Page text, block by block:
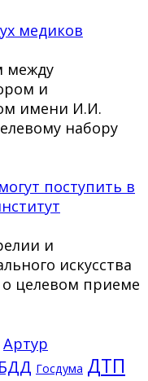
медиков
между
и
имени И.И.
набору
поступить в
и
искусства
целевом приеме
Артур
Госдума ДТП